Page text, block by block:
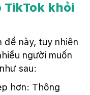
TikTok khỏi
đề này, tuy nhiên
người muốn
sau:
hơn: Thông